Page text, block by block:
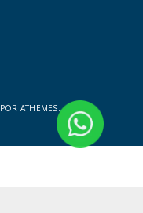
POR ATHEMES.